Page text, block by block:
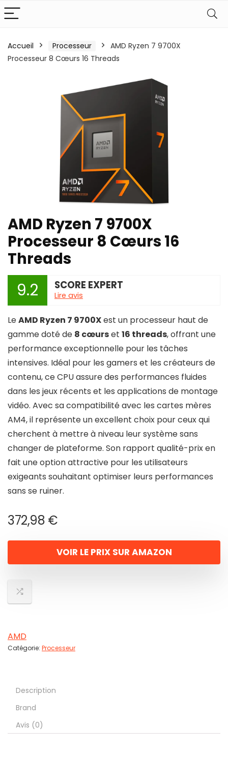
Accueil Processeur
AMD Ryzen 7 9700X
Processeur 8 Cœurs 16 Threads
AMD Ryzen 7 9700X
Processeur 8 Cœurs 16
Threads
9.2 SCORE EXPERT
Lire avis
LeAMD Ryzen 7 9700Xest un processeur haut de
gamme doté de 8 cœurset 16 threads, offrant une
performance exceptionnelle pour les tâches
intensives. Idéal pour les gamers et les créateurs de
contenu, ce CPU assure des performances fluides
dans les jeux récents et les applications de montage
vidéo. Avec sa compatibilité avec les cartes mères
AM4, il représente un excellent choix pour ceux qui
cherchent à mettre à niveau leur système sans
changer de plateforme. Son rapport qualité-prix en
fait une option attractive pour les utilisateurs
exigeants souhaitant optimiser leurs performances
sans se ruiner.
372,98 €
VOIR LE PRIX SUR AMAZON
AMD
Catégorie: Processeur
Description
Brand
Avis (0)